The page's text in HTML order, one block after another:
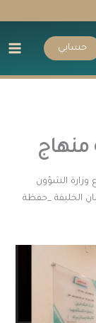
حسابي
منهاج
وزارة الشؤون
الخليفة _حفظة